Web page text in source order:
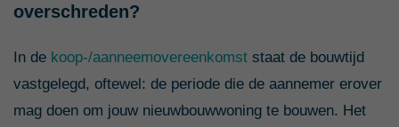
overschreden?
In de koop-/aanneemovereenkomst staat de bouwtijd
vastgelegd, oftewel: de periode die de aannemer erover
mag doen om jouw nieuwbouwwoning te bouwen. Het